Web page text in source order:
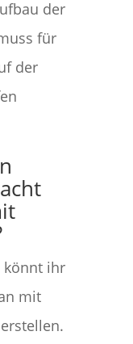
der
für
der
könnt ihr
mit